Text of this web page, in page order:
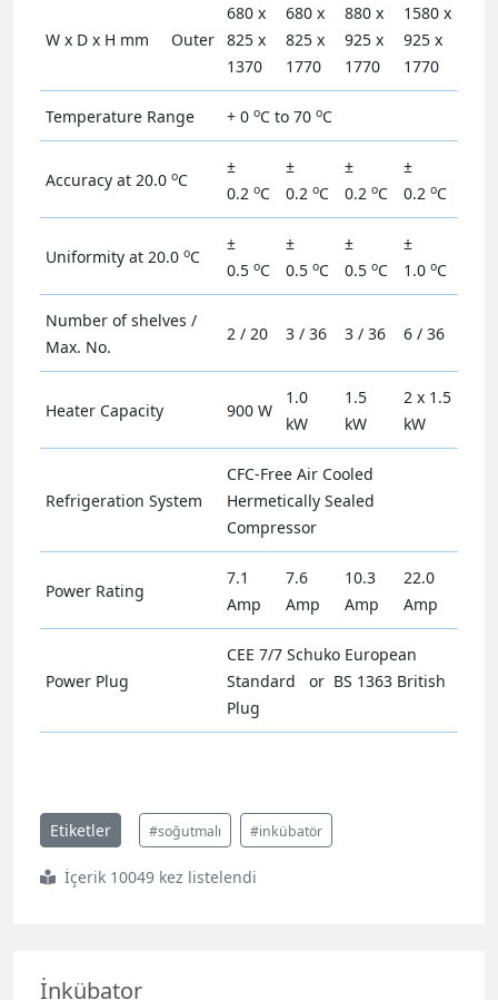
W x D x H mm Outer
680 x
825 x
1370
680 x
825 x
1770
880 x
925 x
1770
1580 x
925 x
1770
Temperature Range + 0 oC to 70 oC
Accuracy at 20.0 oC
±
0.2 oC
±
0.2 oC
±
0.2 oC
±
0.2 oC
Uniformity at 20.0 oC
±
0.5 oC
±
0.5 oC
±
0.5 oC
±
1.0 oC
Number of shelves /
Max. No.
2 / 20 3 / 36 3 / 36 6 / 36
Heater Capacity 900 W
1.0
kW
1.5
kW
2 x 1.5
kW
Refrigeration System
CFC-Free Air Cooled
Hermetically Sealed
Compressor
Power Rating
7.1
Amp
7.6
Amp
10.3
Amp
22.0
Amp
Power Plug
CEE 7/7 Schuko European
Standard or BS 1363 British
Plug
Etiketler #soğutmalı #inkübatör
İçerik 10049 kez listelendi
İnkübator